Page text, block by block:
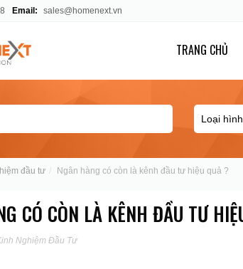
Email: sales@homenext.vn
TRANG CHỦ
đầu tư Ngân hàng có còn là kênh đầu tư hiệu quả ?
CÓ CÒN LÀ KÊNH ĐẦU TƯ
Nghiệm Đầu Tư